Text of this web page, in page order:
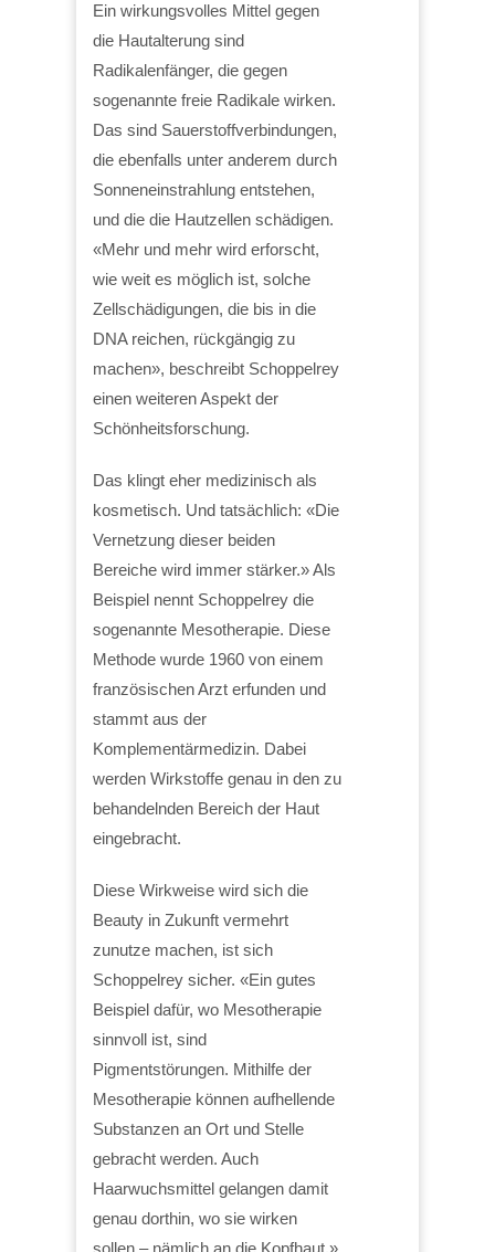
Ein wirkungsvolles Mittel gegen
die Hautalterung sind
Radikalenfänger, die gegen
sogenannte freie Radikale wirken.
Das sind Sauerstoffverbindungen,
die ebenfalls unter anderem durch
Sonneneinstrahlung entstehen,
und die die Hautzellen schädigen.
«Mehr und mehr wird erforscht,
wie weit es möglich ist, solche
Zellschädigungen, die bis in die
DNA reichen, rückgängig zu
machen», beschreibt Schoppelrey
einen weiteren Aspekt der
Schönheitsforschung.
Das klingt eher medizinisch als
kosmetisch. Und tatsächlich: «Die
Vernetzung dieser beiden
Bereiche wird immer stärker.» Als
Beispiel nennt Schoppelrey die
sogenannte Mesotherapie. Diese
Methode wurde 1960 von einem
französischen Arzt erfunden und
stammt aus der
Komplementärmedizin. Dabei
werden Wirkstoffe genau in den zu
behandelnden Bereich der Haut
eingebracht.
Diese Wirkweise wird sich die
Beauty in Zukunft vermehrt
zunutze machen, ist sich
Schoppelrey sicher. «Ein gutes
Beispiel dafür, wo Mesotherapie
sinnvoll ist, sind
Pigmentstörungen. Mithilfe der
Mesotherapie können aufhellende
Substanzen an Ort und Stelle
gebracht werden. Auch
Haarwuchsmittel gelangen damit
genau dorthin, wo sie wirken
sollen – nämlich an die Kopfhaut.»